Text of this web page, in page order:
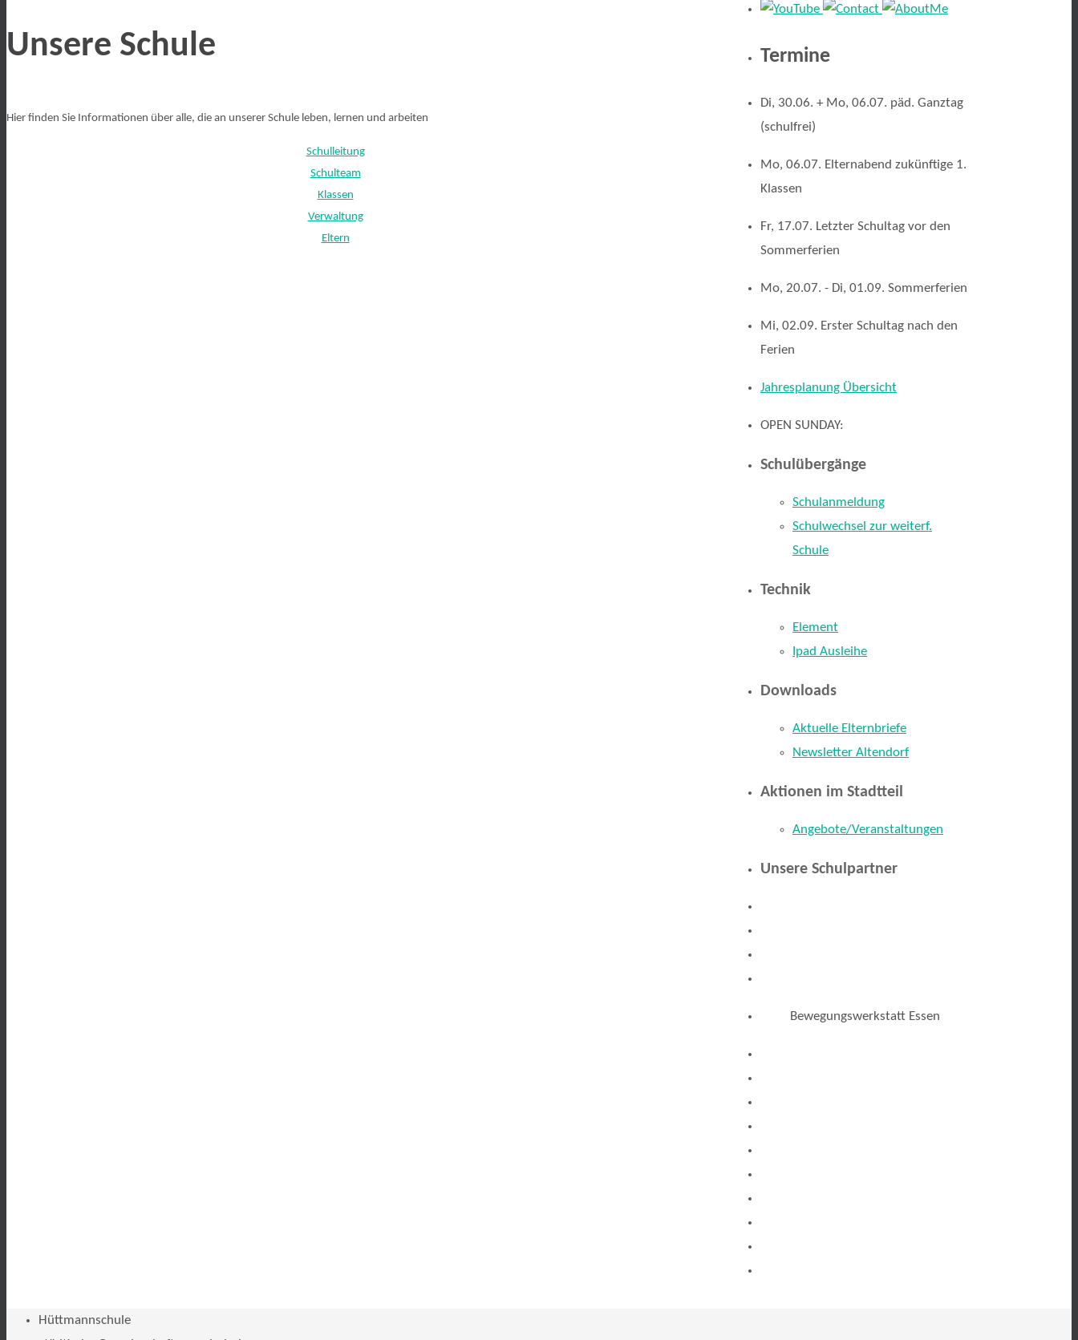
Unsere Schule
Hier finden Sie Informationen über alle, die an unserer Schule leben, lernen und arbeiten
Schulleitung
Schulteam
Klassen
Verwaltung
Eltern
Termine
Di, 30.06. + Mo, 06.07. päd. Ganztag
(schulfrei)
Mo, 06.07. Elternabend zukünftige 1.
Klassen
Fr, 17.07. Letzter Schultag vor den
Sommerferien
Mo, 20.07. - Di, 01.09. Sommerferien
Mi, 02.09. Erster Schultag nach den
Ferien
Jahresplanung Übersicht
OPEN SUNDAY:
Schulübergänge
Schulanmeldung
Schulwechsel zur weiterf.
Schule
Technik
Element
Ipad Ausleihe
Downloads
Aktuelle Elternbriefe
Newsletter Altendorf
Aktionen im Stadtteil
Angebote/Veranstaltungen
Unsere Schulpartner
Bewegungswerkstatt Essen
Hüttmannschule